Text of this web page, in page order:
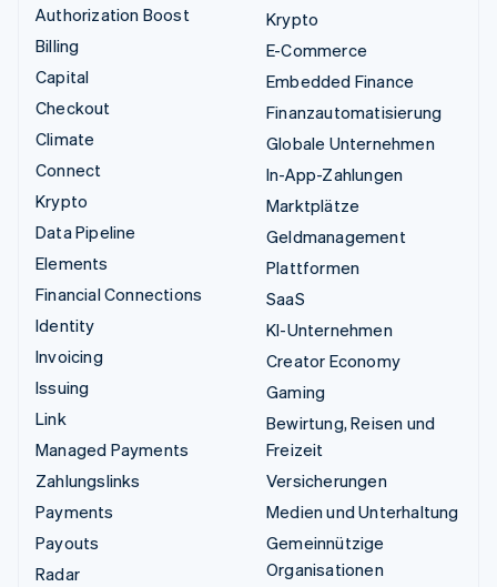
Authorization Boost
Billing
Capital
Checkout
Climate
Connect
Krypto
Data Pipeline
Elements
Financial Connections
Identity
Invoicing
Issuing
Link
Managed Payments
Zahlungslinks
Payments
Payouts
Radar
Krypto
E-Commerce
Embedded Finance
Finanzautomatisierung
Globale Unternehmen
In-App-Zahlungen
Marktplätze
Geldmanagement
Plattformen
SaaS
KI-Unternehmen
Creator Economy
Gaming
Bewirtung, Reisen und
Freizeit
Versicherungen
Medien und Unterhaltung
Gemeinnützige
Organisationen